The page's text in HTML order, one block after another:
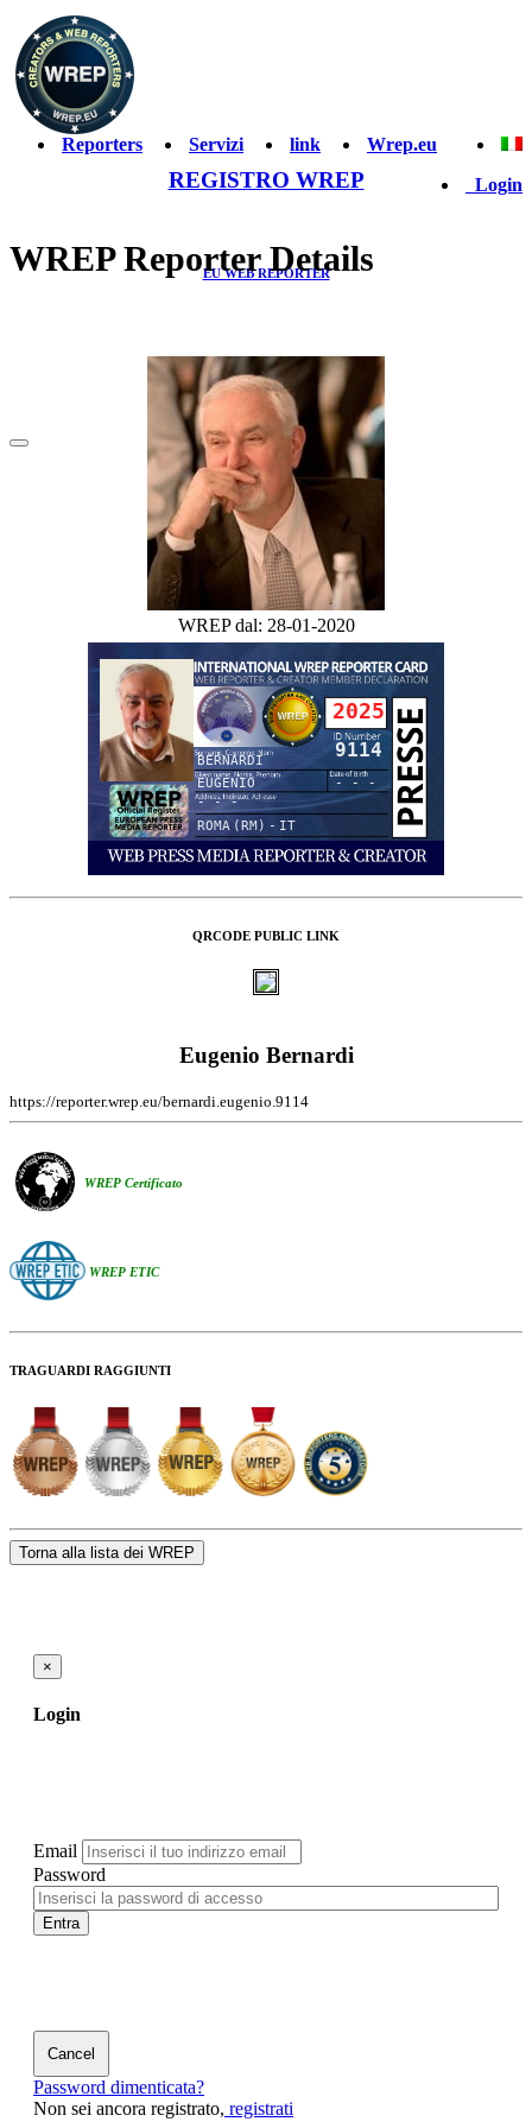
REGISTRO WREP
EU WEB REPORTER
& CREATOR
Reporters Servizi link
Wrep.eu
Login
WREP Reporter Details
WREP dal: 28-01-2020
2025
9114
BERNARDI
EUGENIO
- - -
- - -
ROMA (RM) - IT
QRCODE PUBLIC LINK
Eugenio Bernardi
https://reporter.wrep.eu/bernardi.eugenio.9114
WREP Certificato
WREP ETIC
TRAGUARDI RAGGIUNTI
Torna alla lista dei WREP
×
Login
Email
Password
Entra
Cancel
Password dimenticata?
Non sei ancora registrato, registrati